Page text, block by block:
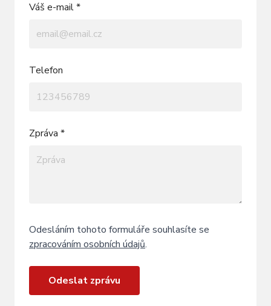
Váš e-mail *
Telefon
Zpráva *
Odesláním tohoto formuláře souhlasíte se
zpracováním osobních údajů.
Odeslat zprávu